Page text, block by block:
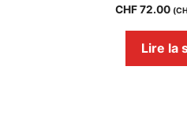
CHF72.00 (
Lire la